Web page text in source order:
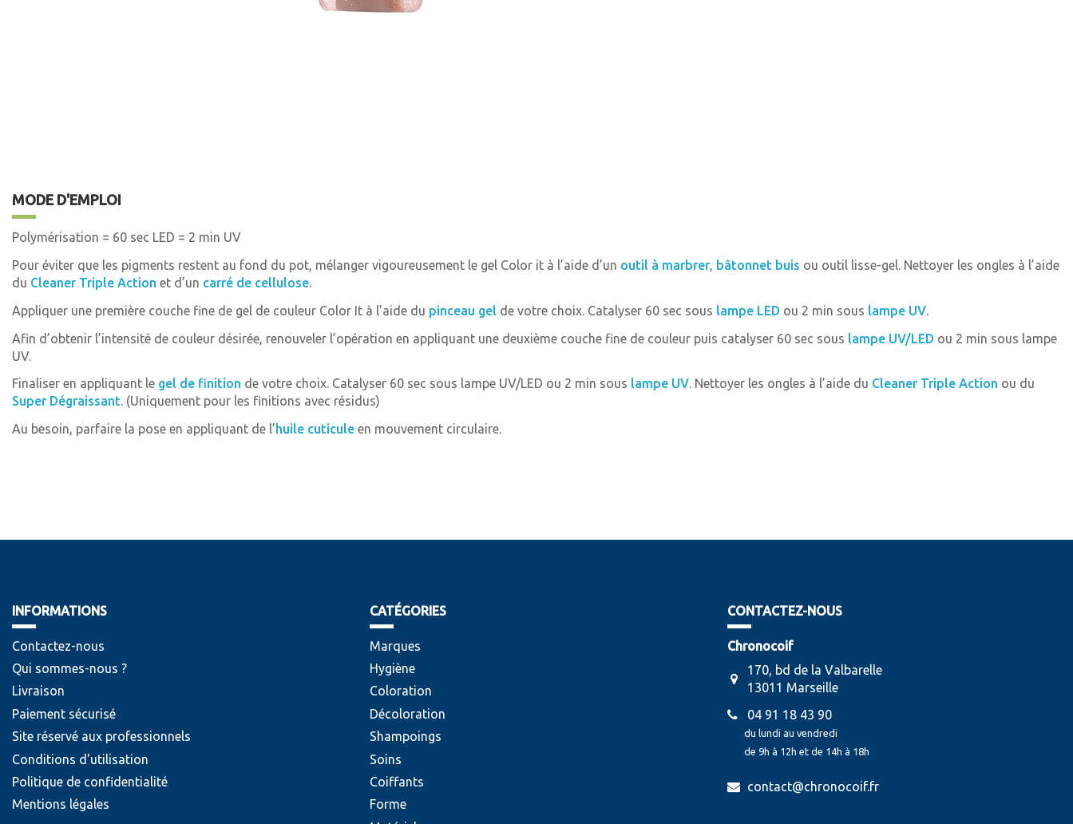
MODE D'EMPLOI
Polymérisation = 60 sec LED = 2 min UV
Pour éviter que les pigments restent au fond du pot, mélanger vigoureusement le gel Color it à l’aide d’un outil à marbrer, bâtonnet buis ou outil lisse-gel. Nettoyer les ongles à l’aide
du Cleaner Triple Action et d’un carré de cellulose.
Appliquer une première couche fine de gel de couleur Color It à l’aide du pinceau gel de votre choix. Catalyser 60 sec sous lampe LED ou 2 min sous lampe UV.
Afin d’obtenir l’intensité de couleur désirée, renouveler l’opération en appliquant une deuxième couche fine de couleur puis catalyser 60 sec sous lampe UV/LED ou 2 min sous lampe
UV.
Finaliser en appliquant le gel de finition de votre choix. Catalyser 60 sec sous lampe UV/LED ou 2 min sous lampe UV. Nettoyer les ongles à l’aide du Cleaner Triple Action ou du
Super Dégraissant. (Uniquement pour les finitions avec résidus)
Au besoin, parfaire la pose en appliquant de l’huile cuticule en mouvement circulaire.
INFORMATIONS
Contactez-nous
Qui sommes-nous ?
Livraison
Paiement sécurisé
Site réservé aux professionnels
Conditions d'utilisation
Politique de confidentialité
Mentions légales
CATÉGORIES
Marques
Hygiène
Coloration
Décoloration
Shampoings
Soins
Coiffants
Forme
CONTACTEZ-NOUS
Chronocoif
170, bd de la Valbarelle
13011 Marseille
04 91 18 43 90
du lundi au vendredi
de 9h à 12h et de 14h à 18h
contact@chronocoif.fr